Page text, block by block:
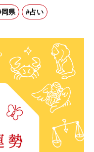
岡県 #占い